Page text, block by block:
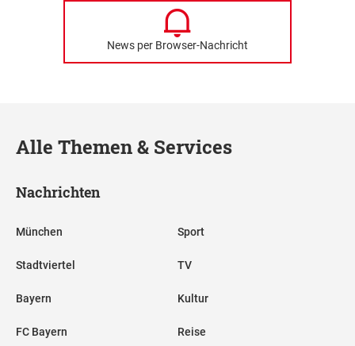
News per Browser-Nachricht
Alle Themen & Services
Nachrichten
München
Stadtviertel
Bayern
FC Bayern
Sport
TV
Kultur
Reise